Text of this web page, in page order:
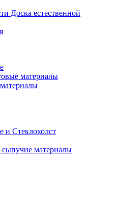
Доска естественной
материалы
и Стеклохолст
материалы